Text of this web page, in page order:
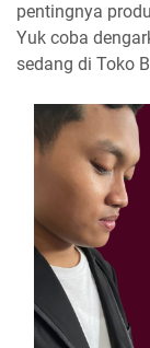
pentingnya
Yuk coba
sedang di Toko